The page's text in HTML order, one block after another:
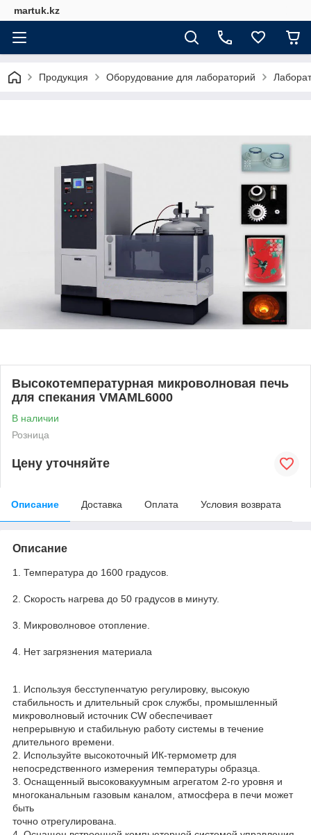
martuk.kz
Продукция Оборудование для лабораторий
Высокотемпературная микроволновая печь
для спекания VMAML6000
В наличии
Розница
Цену уточняйте
Описание Доставка Оплата Условия возврата
Описание
1. Температура до 1600 градусов.
2. Скорость нагрева до 50 градусов в минуту.
3. Микроволновое отопление.
4. Нет загрязнения материала
1. Используя бесступенчатую регулировку, высокую
стабильность и длительный срок службы, промышленный
микроволновый источник CW обеспечивает
непрерывную и стабильную работу системы в течение
длительного времени.
2. Используйте высокоточный ИК-термометр для
непосредственного измерения температуры образца.
3. Оснащенный высоковакуумным агрегатом 2-го уровня и
многоканальным газовым каналом, атмосфера в печи может
быть
точно отрегулирована.